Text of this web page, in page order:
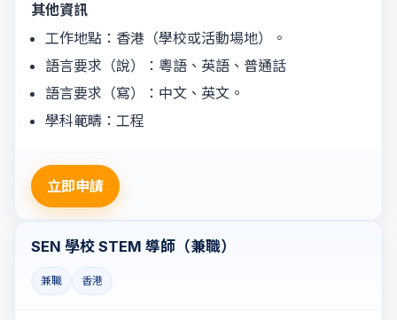
其他資訊
工作地點：香港（學校或活動場地）。
語言要求（說）：粵語、英語、普通話
語言要求（寫）：中文、英文。
學科範疇：工程
立即申請
SEN 學校 STEM 導師（兼職）
兼職 香港